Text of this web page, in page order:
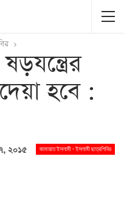
হবে :
জামায়াত ইসলামী - ইসলামী ছাত্রশিবির
২০১৫